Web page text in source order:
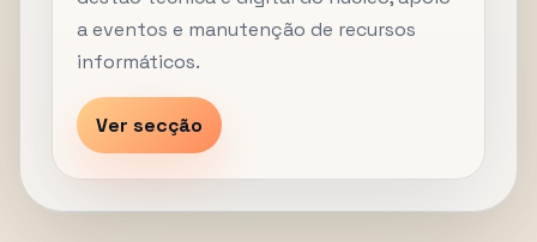
a eventos e manutenção de recursos
informáticos.
Ver secção